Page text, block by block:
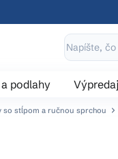
podlahy Výpredaj
so stĺpom a ručnou sprchou